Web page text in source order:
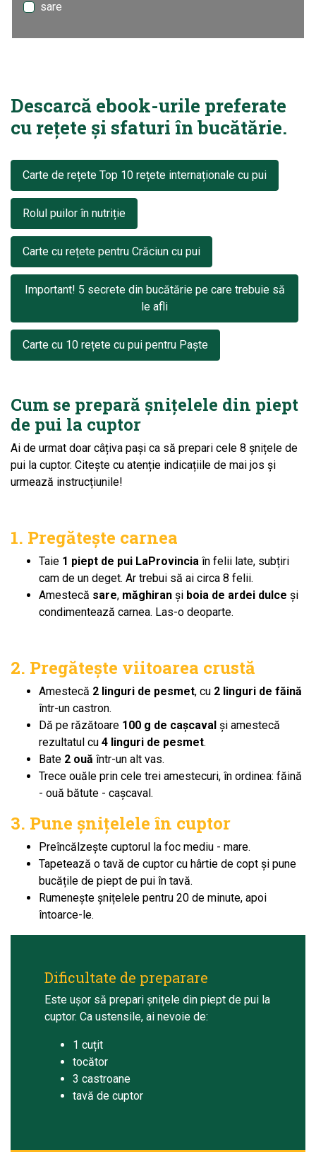
sare
Descarcă ebook-urile preferate
cu rețete și sfaturi în bucătărie.
Carte de rețete Top 10 rețete internaționale cu pui
Rolul puilor în nutriție
Carte cu rețete pentru Crăciun cu pui
Important! 5 secrete din bucătărie pe care trebuie să
le afli
Carte cu 10 rețete cu pui pentru Paște
Cum se prepară șnițelele din piept
de pui la cuptor
Ai de urmat doar câțiva pași ca să prepari cele 8 șnițele de
pui la cuptor. Citește cu atenție indicațiile de mai jos și
urmează instrucțiunile!
1. Pregătește carnea
Taie 1 piept de pui LaProvincia în felii late, subțiri
cam de un deget. Ar trebui să ai circa 8 felii.
Amestecă sare, măghiran și boia de ardei dulce și
condimentează carnea. Las-o deoparte.
2. Pregătește viitoarea crustă
Amestecă 2 linguri de pesmet, cu 2 linguri de făină
într-un castron.
Dă pe răzătoare 100 g de cașcaval și amestecă
rezultatul cu 4 linguri de pesmet.
Bate 2 ouă într-un alt vas.
Trece ouăle prin cele trei amestecuri, în ordinea: făină
- ouă bătute - cașcaval.
3. Pune șnițelele în cuptor
Preîncălzește cuptorul la foc mediu - mare.
Tapetează o tavă de cuptor cu hârtie de copt și pune
bucățile de piept de pui în tavă.
Rumenește șnițelele pentru 20 de minute, apoi
întoarce-le.
Dificultate de preparare
Este ușor să prepari șnițele din piept de pui la
cuptor. Ca ustensile, ai nevoie de:
1 cuțit
tocător
3 castroane
tavă de cuptor